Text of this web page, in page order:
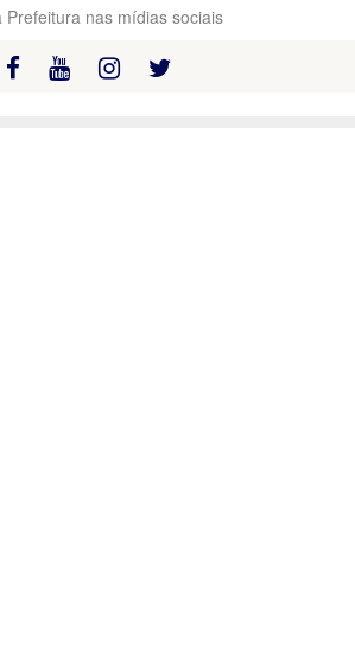
Prefeitura nas mídias sociais